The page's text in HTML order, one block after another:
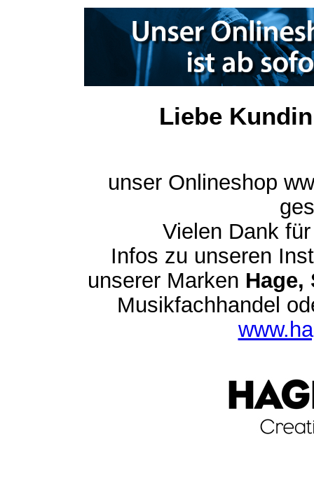
Liebe
unser Onlineshop
Vielen Dank
Infos zu unseren
unserer Marken Hage,
Musikfachhandel